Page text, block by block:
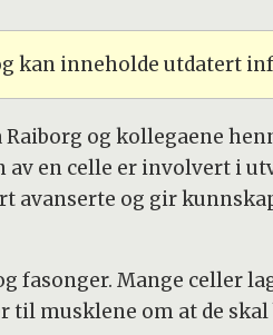
kan inneholde utdatert
og kollegaene
en celle er involvert i
og gir
fasonger. Mange celler
musklene om at de